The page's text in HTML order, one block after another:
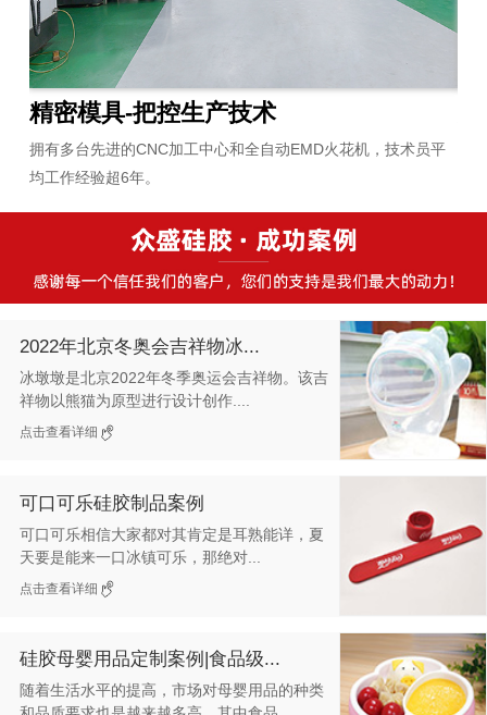
精密模具-把控生产技术
拥有多台先进的CNC加工中心和全自动EMD火花机，技术员平
均工作经验超6年。
2022年北京冬奥会吉祥物冰...
冰墩墩是北京2022年冬季奥运会吉祥物。该吉
祥物以熊猫为原型进行设计创作....
点击查看详细
可口可乐硅胶制品案例
可口可乐相信大家都对其肯定是耳熟能详，夏
天要是能来一口冰镇可乐，那绝对...
点击查看详细
硅胶母婴用品定制案例|食品级...
随着生活水平的提高，市场对母婴用品的种类